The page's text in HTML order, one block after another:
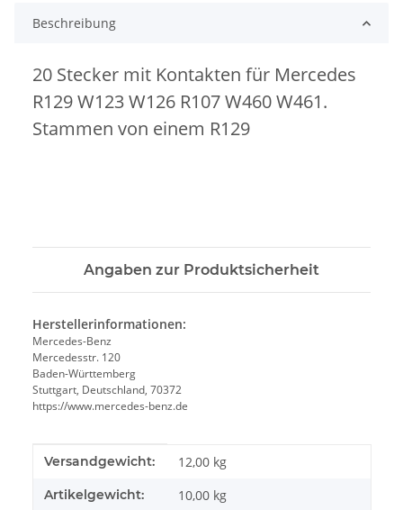
Beschreibung
20 Stecker mit Kontakten für Mercedes
R129 W123 W126 R107 W460 W461.
Stammen von einem R129
Angaben zur Produktsicherheit
Herstellerinformationen:
Mercedes-Benz
Mercedesstr. 120
Baden-Württemberg
Stuttgart, Deutschland, 70372
https://www.mercedes-benz.de
Produkteigenschaft
Wert
Versandgewicht: 12,00 kg
Artikelgewicht: 10,00 kg